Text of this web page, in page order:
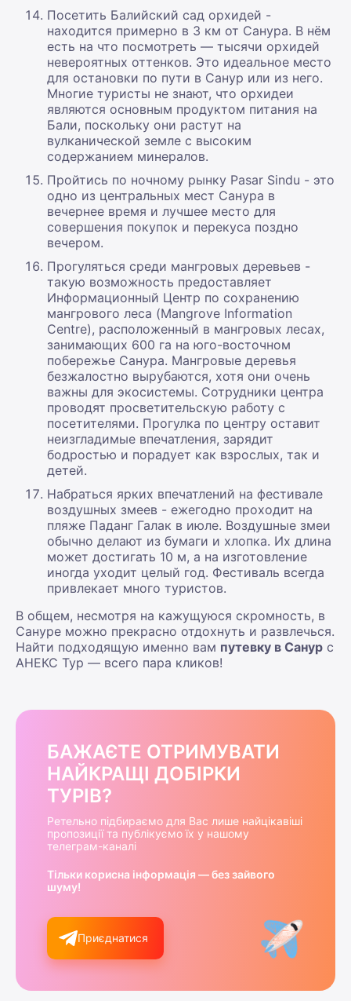
Посетить Балийский сад орхидей -
находится примерно в 3 км от Санура. В нём
есть на что посмотреть — тысячи орхидей
невероятных оттенков. Это идеальное место
для остановки по пути в Санур или из него.
Многие туристы не знают, что орхидеи
являются основным продуктом питания на
Бали, поскольку они растут на
вулканической земле с высоким
содержанием минералов.
Пройтись по ночному рынку Pasar Sindu - это
одно из центральных мест Санура в
вечернее время и лучшее место для
совершения покупок и перекуса поздно
вечером.
Прогуляться среди мангровых деревьев -
такую возможность предоставляет
Информационный Центр по сохранению
мангрового леса (Mangrove Information
Centre), расположенный в мангровых лесах,
занимающих 600 га на юго-восточном
побережье Санура. Мангровые деревья
безжалостно вырубаются, хотя они очень
важны для экосистемы. Сотрудники центра
проводят просветительскую работу с
посетителями. Прогулка по центру оставит
неизгладимые впечатления, зарядит
бодростью и порадует как взрослых, так и
детей.
Набраться ярких впечатлений на фестивале
воздушных змеев - ежегодно проходит на
пляже Паданг Галак в июле. Воздушные змеи
обычно делают из бумаги и хлопка. Их длина
может достигать 10 м, а на изготовление
иногда уходит целый год. Фестиваль всегда
привлекает много туристов.
В общем, несмотря на кажущуюся скромность, в
Сануре можно прекрасно отдохнуть и развлечься.
Найти подходящую именно вам путевку в Санур с
АНЕКС Тур — всего пара кликов!
БАЖАЄТЕ ОТРИМУВАТИ
НАЙКРАЩІ ДОБІРКИ
ТУРІВ?
Ретельно підбираємо для Вас лише найцікавіші
пропозиції та публікуємо їх у нашому
телеграм-каналі
Тільки корисна інформація — без зайвого
шуму!
Приєднатися